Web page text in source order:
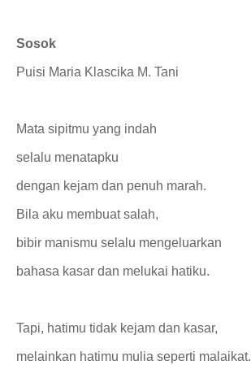
Sosok
Puisi Maria Klascika M. Tani
Mata sipitmu yang indah
selalu menatapku
dengan kejam dan penuh marah.
Bila aku membuat salah,
bibir manismu selalu mengeluarkan
bahasa kasar dan melukai hatiku.
Tapi, hatimu tidak kejam dan kasar,
melainkan hatimu mulia seperti malaikat.